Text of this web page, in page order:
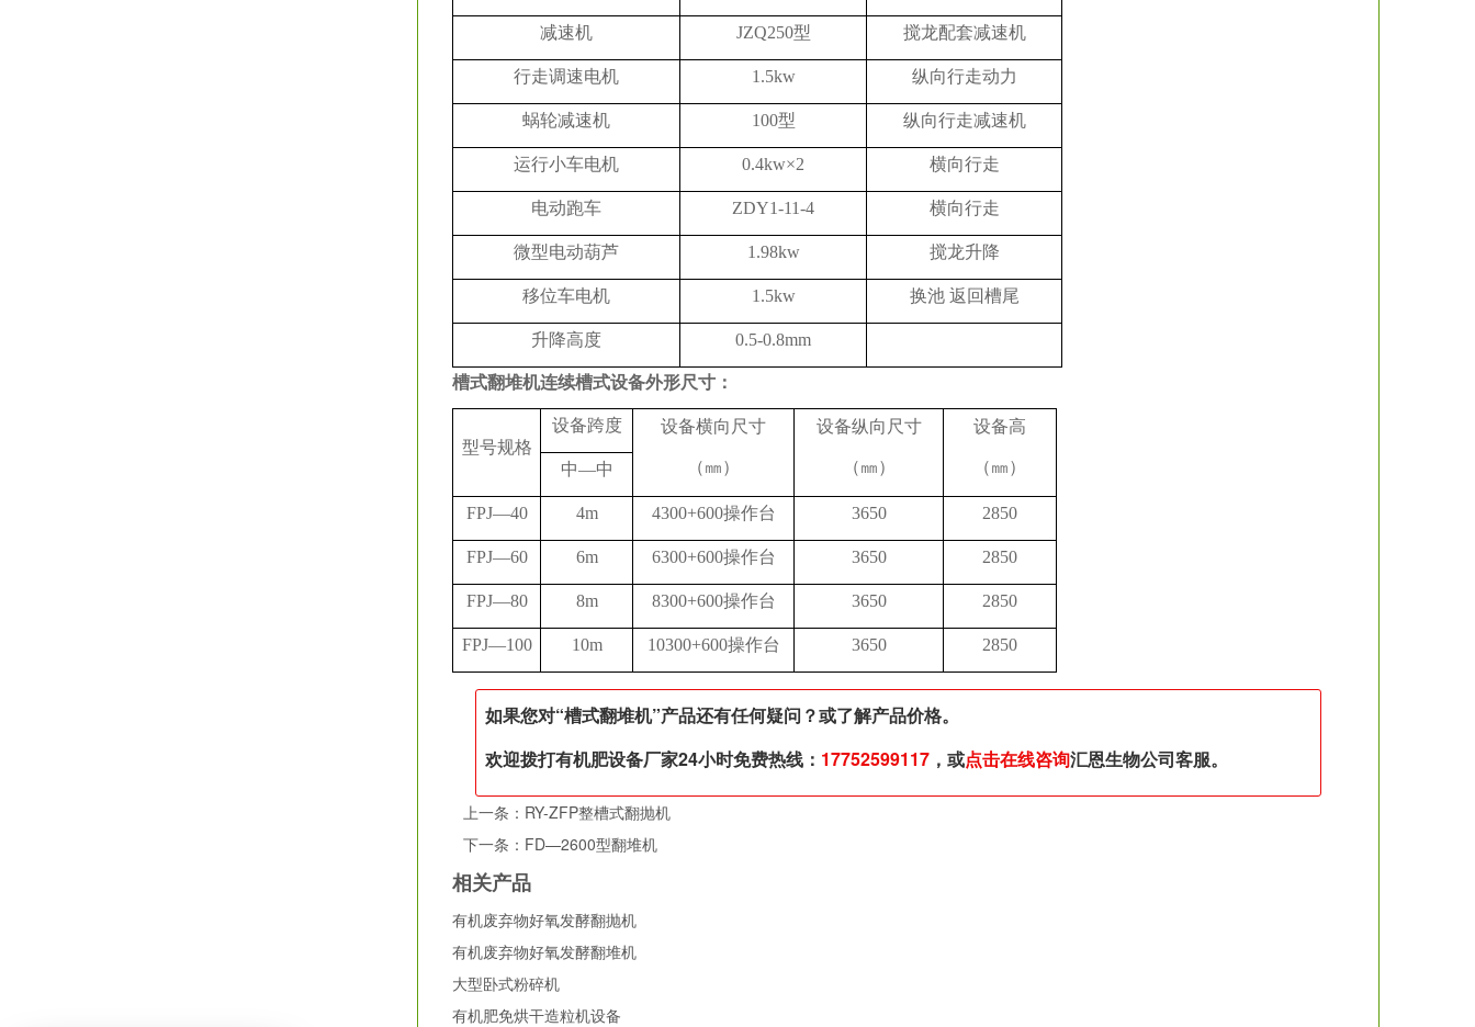
减速机 JZQ250型 搅龙配套减速机
行走调速电机 1.5kw 纵向行走动力
蜗轮减速机 100型 纵向行走减速机
运行小车电机 0.4kw×2 横向行走
电动跑车 ZDY1-11-4 横向行走
微型电动葫芦 1.98kw 搅龙升降
移位车电机 1.5kw 换池 返回槽尾
升降高度 0.5-0.8mm
槽式翻堆机连续槽式设备外形尺寸：
型号规格
设备跨度 设备横向尺寸
（㎜）
设备纵向尺寸
（㎜）
设备高
（㎜）
中—中
FPJ—40 4m 4300+600操作台 3650 2850
FPJ—60 6m 6300+600操作台 3650 2850
FPJ—80 8m 8300+600操作台 3650 2850
FPJ—100 10m 10300+600操作台 3650 2850
如果您对“槽式翻堆机”产品还有任何疑问？或了解产品价格。
欢迎拨打有机肥设备厂家24小时免费热线： 17752599117，或点击在线咨询汇恩生物公司客服。
上一条： RY-ZFP整槽式翻抛机
下一条： FD—2600型翻堆机
相关产品
有机废弃物好氧发酵翻抛机
有机废弃物好氧发酵翻堆机
大型卧式粉碎机
有机肥免烘干造粒机设备